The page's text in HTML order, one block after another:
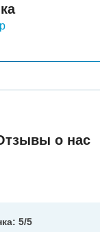
лиц
Бухгалтерского
о нас
5/5